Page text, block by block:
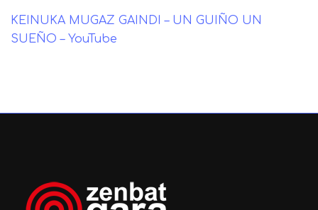
KEINUKA MUGAZ GAINDI – UN GUIÑO UN
SUEÑO – YouTube